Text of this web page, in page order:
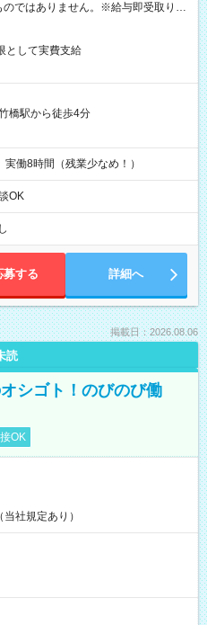
ではありません。※給与即受取りサ
）
として実費支給
橋駅から徒歩4分
働8時間（残業少なめ！）
OK
募する 詳細へ
掲載日：2026.08.06
読
シゴト！のびのび働
OK
社規定あり）